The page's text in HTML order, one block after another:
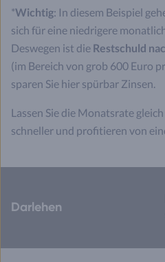
*Wichtig: In diesem Beispiel
sich für eine niedrigere
Deswegen ist die Restschuld
(im Bereich von grob 600 Euro
sparen Sie hier spürbar Zinsen.
Lassen Sie die Monatsrate
schneller und profitieren von
Darlehen